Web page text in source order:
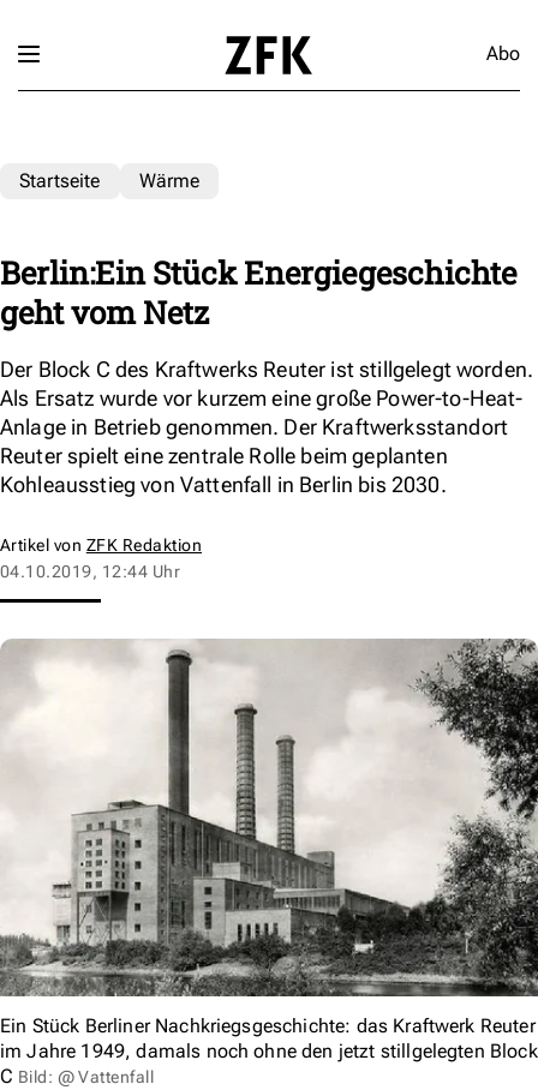
Abo
Startseite Wärme
Berlin:Ein Stück Energiegeschichte
geht vom Netz
Der Block C des Kraftwerks Reuter ist stillgelegt worden.
Als Ersatz wurde vor kurzem eine große Power-to-Heat-
Anlage in Betrieb genommen. Der Kraftwerksstandort
Reuter spielt eine zentrale Rolle beim geplanten
Kohleausstieg von Vattenfall in Berlin bis 2030.
Artikel von ZFK Redaktion
04.10.2019, 12:44 Uhr
Ein Stück Berliner Nachkriegsgeschichte: das Kraftwerk Reuter
im Jahre 1949, damals noch ohne den jetzt stillgelegten Block
C Bild: @ Vattenfall